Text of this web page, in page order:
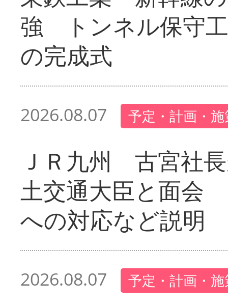
強 トンネル保守
の完成式
2026.08.07 予定・計画・
ＪＲ九州 古宮社
土交通大臣と面会
への対応など説明
2026.08.07 予定・計画・